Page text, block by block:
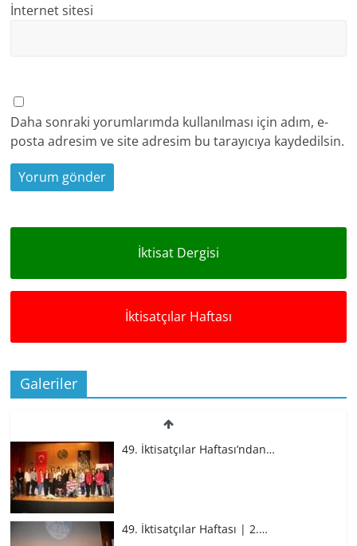
İnternet sitesi
Daha sonraki yorumlarımda kullanılması için adım, e-
posta adresim ve site adresim bu tarayıcıya kaydedilsin.
İktisat Dergisi
İktisatçılar Haftası
Galeriler
49. İktisatçılar Haftası’ndan…
49. İktisatçılar Haftası | 2.…